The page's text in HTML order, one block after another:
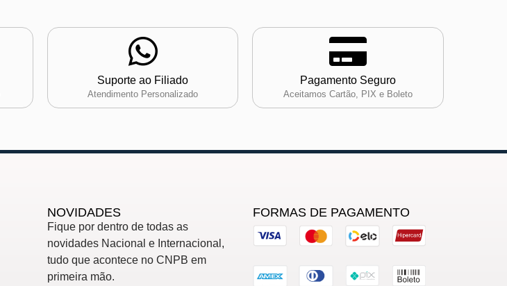
Suporte ao Filiado
Atendimento Personalizado
Pagamento Seguro
Aceitamos Cartão, PIX e Boleto
NOVIDADES
Fique por dentro de todas as
novidades Nacional e Internacional,
tudo que acontece no CNPB em
primeira mão.
FORMAS DE PAGAMENTO